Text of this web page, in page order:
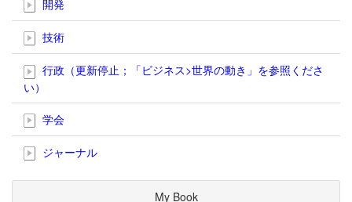
開発
技術
行政（更新停止；「ビジネス>世界の動き」を参照くださ
い）
学会
ジャーナル
My Book